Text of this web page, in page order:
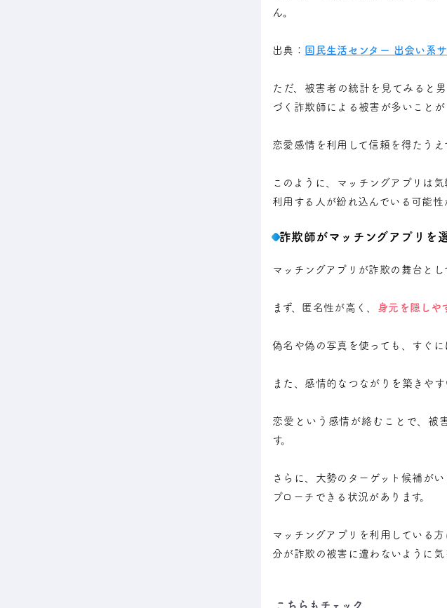
ん。
出典： 国民生活センター 出会い系
ただ、被害者の統計を見てみると
づく詐欺師による被害が多いことが
恋愛感情を利用して信頼を得たうえ
このように、マッチングアプリは
利用する人が紛れ込んでいる可能性
詐欺師がマッチングアプリを
マッチングアプリが詐欺の舞台とし
まず、匿名性が高く、 身元を隠しや
偽名や偽の写真を使っても、すぐに
また、感情的なつながりを築きやす
恋愛という感情が絡むことで、被
す。
さらに、大勢のターゲット候補が
プローチできる状況があります。
マッチングアプリを利用している
分が詐欺の被害に遭わないように気
こちらもチェック